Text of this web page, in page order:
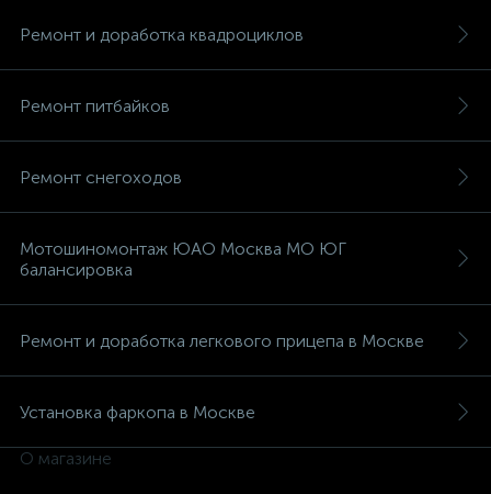
Ремонт и доработка квадроциклов
Ремонт питбайков
Ремонт снегоходов
Мотошиномонтаж ЮАО Москва МО ЮГ
балансировка
Ремонт и доработка легкового прицепа в Москве
Установка фаркопа в Москве
О магазине